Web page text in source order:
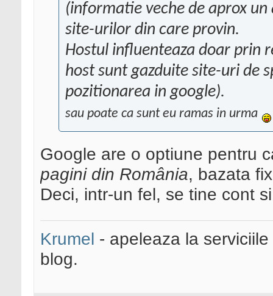
(informatie veche de aprox
site-urilor din care provin.
Hostul influenteaza doar prin
host sunt gazduite site-uri de
pozitionarea in google).
sau poate ca sunt eu ramas in urma
Google are o optiune pentru
pagini din România, bazata
Deci, intr-un fel, se tine cont
Krumel - apeleaza la
blog.